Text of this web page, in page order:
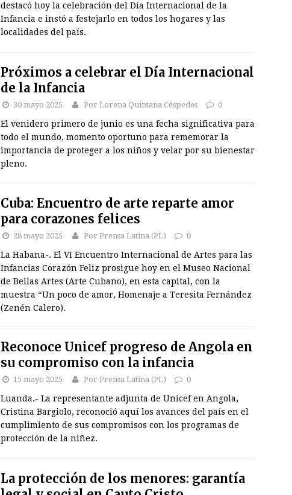
destacó hoy la celebración del Día Internacional de la
Infancia e instó a festejarlo en todos los hogares y las
localidades del país.
Próximos a celebrar el Día Internacional
de la Infancia
30 mayo 2025 Por Lorena Quintana Céspedes 0
El venidero primero de junio es una fecha significativa para
todo el mundo, momento oportuno para rememorar la
importancia de proteger a los niños y velar por su bienestar
pleno.
Cuba: Encuentro de arte reparte amor
para corazones felices
28 mayo 2025 Por Prensa Latina (PL) 0
La Habana-. El VI Encuentro Internacional de Artes para las
Infancias Corazón Feliz prosigue hoy en el Museo Nacional
de Bellas Artes (Arte Cubano), en esta capital, con la
muestra “Un poco de amor, Homenaje a Teresita Fernández
(Zenén Calero).
Reconoce Unicef progreso de Angola en
su compromiso con la infancia
15 mayo 2025 Por Prensa Latina (PL) 0
Luanda.- La representante adjunta de Unicef en Angola,
Cristina Bargiolo, reconoció aquí los avances del país en el
cumplimiento de sus compromisos con los programas de
protección de la niñez.
La protección de los menores: garantía